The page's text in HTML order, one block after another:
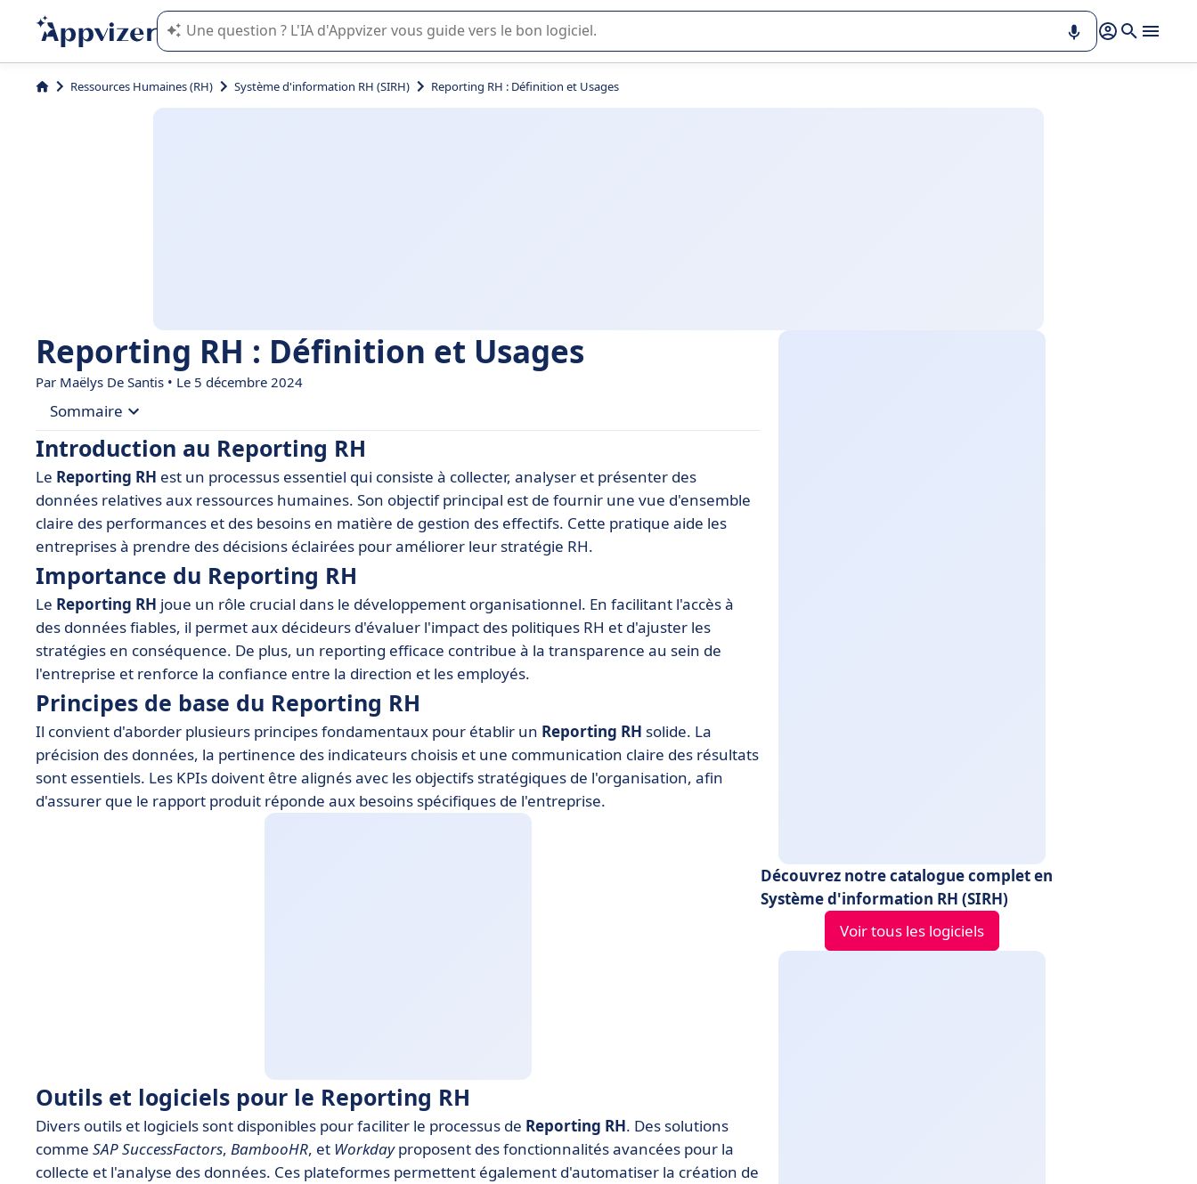
L'IA de Appvizer vous guide dans l'utilisation ou la sélection de logiciel SaaS en entreprise.
Ressources Humaines (RH) Système d'information RH (SIRH) Reporting RH : Définition et Usages
Reporting RH : Définition et Usages
Par Maëlys De Santis • Le 5 décembre 2024
Sommaire
• Introduction au Reporting RH
• Importance du Reporting RH
• Principes de base du Reporting RH
• Outils et logiciels pour le Reporting RH
• Exemples de Reporting RH
• Meilleures pratiques pour un Reporting RH efficace
• Conclusion
Introduction au Reporting RH
Le Reporting RH est un processus essentiel qui consiste à collecter, analyser et présenter des
données relatives aux ressources humaines. Son objectif principal est de fournir une vue d'ensemble
claire des performances et des besoins en matière de gestion des effectifs. Cette pratique aide les
entreprises à prendre des décisions éclairées pour améliorer leur stratégie RH.
Importance du Reporting RH
Le Reporting RH joue un rôle crucial dans le développement organisationnel. En facilitant l'accès à
des données fiables, il permet aux décideurs d'évaluer l'impact des politiques RH et d'ajuster les
stratégies en conséquence. De plus, un reporting efficace contribue à la transparence au sein de
l'entreprise et renforce la confiance entre la direction et les employés.
Principes de base du Reporting RH
Il convient d'aborder plusieurs principes fondamentaux pour établir un Reporting RH solide. La
précision des données, la pertinence des indicateurs choisis et une communication claire des résultats
sont essentiels. Les KPIs doivent être alignés avec les objectifs stratégiques de l'organisation, afin
d'assurer que le rapport produit réponde aux besoins spécifiques de l'entreprise.
Outils et logiciels pour le Reporting RH
Divers outils et logiciels sont disponibles pour faciliter le processus de Reporting RH. Des solutions
comme SAP SuccessFactors, BambooHR, et Workdayproposent des fonctionnalités avancées pour la
collecte et l'analyse des données. Ces plateformes permettent également d'automatiser la création de
Découvrez notre catalogue complet en
Système d'information RH (SIRH)
Voir tous les logiciels